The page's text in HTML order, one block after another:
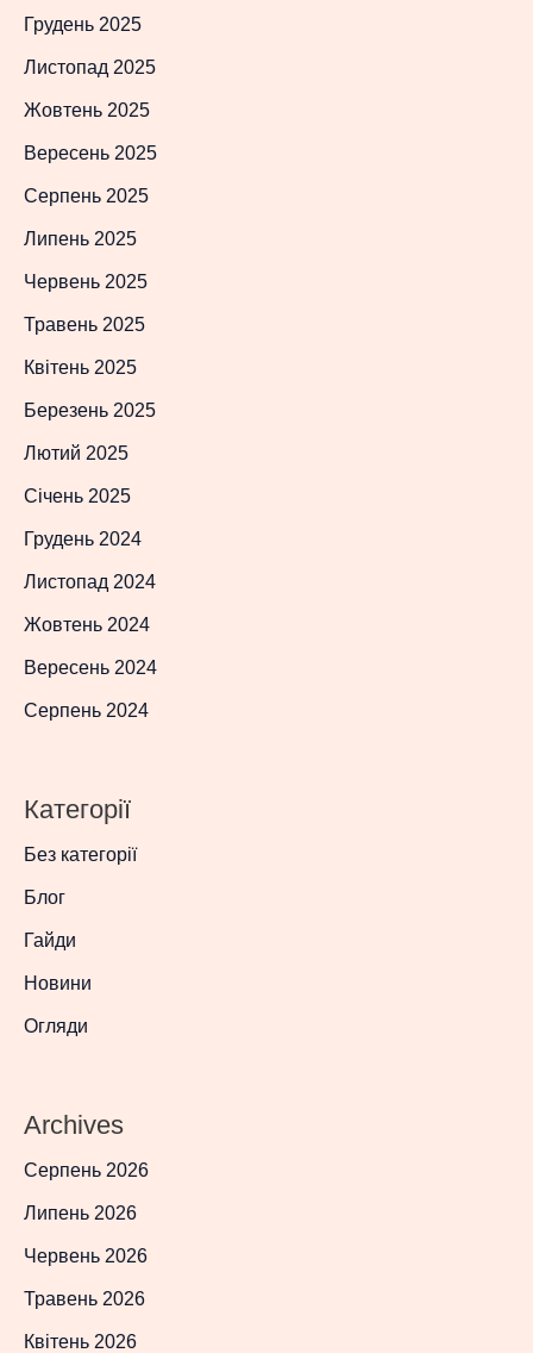
Грудень 2025
Листопад 2025
Жовтень 2025
Вересень 2025
Серпень 2025
Липень 2025
Червень 2025
Травень 2025
Квітень 2025
Березень 2025
Лютий 2025
Січень 2025
Грудень 2024
Листопад 2024
Жовтень 2024
Вересень 2024
Серпень 2024
Категорії
Без категорії
Блог
Гайди
Новини
Огляди
Archives
Серпень 2026
Липень 2026
Червень 2026
Травень 2026
Квітень 2026